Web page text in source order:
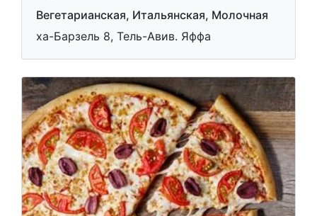
Вегетарианская, Итальянская, Молочная
ха-Барзель 8, Тель-Авив. Яффа